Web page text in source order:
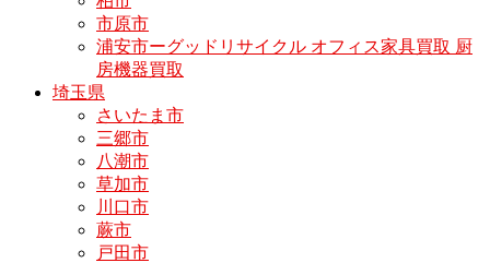
市原市
浦安市ーグッドリサイクル オフィス家具買取 厨
房機器買取
埼玉県
さいたま市
三郷市
八潮市
草加市
川口市
蕨市
戸田市